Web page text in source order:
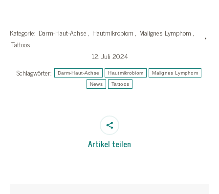
Kategorie: Darm-Haut-Achse , Hautmikrobiom , Malignes Lymphom ,
Tattoos
12. Juli 2024
Schlagwörter:
Darm-Haut-Achse Hautmikrobiom Malignes Lymphom
News Tattoos
Artikel teilen